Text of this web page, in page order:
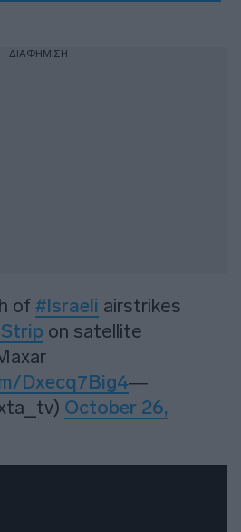
ΔΙΑΦΗΜΙΣΗ
of #Israeli airstrikes
on satellite
Dxecq7Big4—
October 26,